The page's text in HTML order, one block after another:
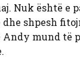
Nuk është e
shpesh
Andy mund të